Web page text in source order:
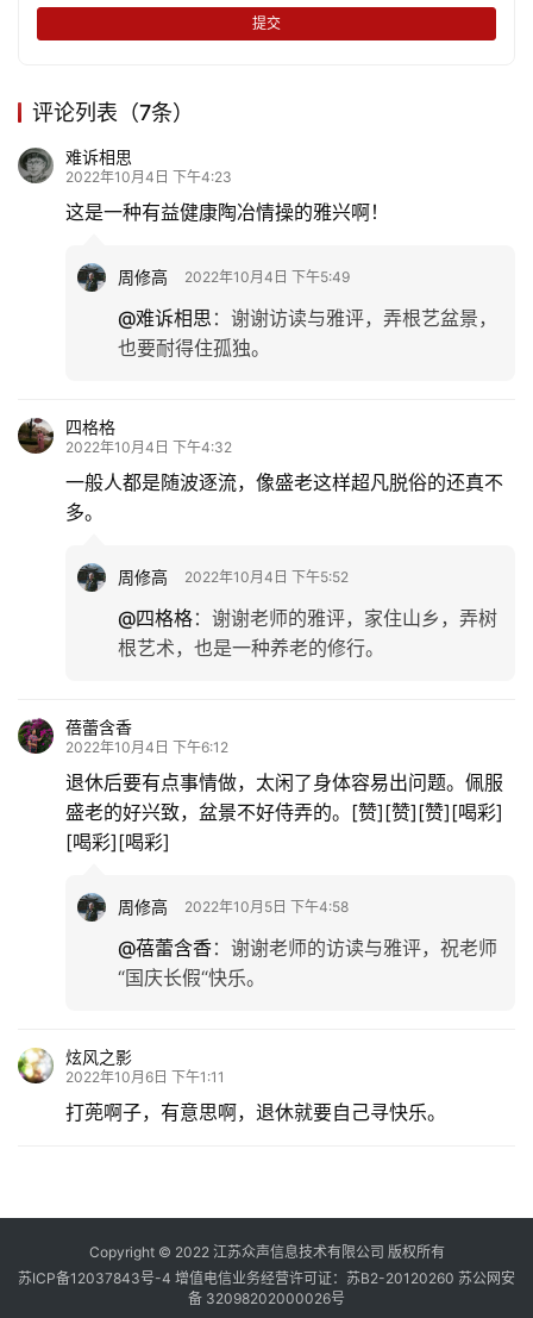
提交
评论列表（7条）
难诉相思
2022年10月4日 下午4:23
这是一种有益健康陶冶情操的雅兴啊！
周修高 2022年10月4日 下午5:49
@难诉相思 ： 谢谢访读与雅评，弄根艺盆景，
也要耐得住孤独。
四格格
2022年10月4日 下午4:32
一般人都是随波逐流，像盛老这样超凡脱俗的还真不
多。
周修高 2022年10月4日 下午5:52
@四格格： 谢谢老师的雅评，家住山乡，弄树
根艺术，也是一种养老的修行。
蓓蕾含香
2022年10月4日 下午6:12
退休后要有点事情做，太闲了身体容易出问题。佩服
盛老的好兴致，盆景不好侍弄的。[赞][赞][赞][喝彩]
[喝彩][喝彩]
周修高 2022年10月5日 下午4:58
@蓓蕾含香： 谢谢老师的访读与雅评，祝老师
“国庆长假“快乐。
炫风之影
2022年10月6日 下午1:11
打蔸啊子，有意思啊，退休就要自己寻快乐。
Copyright © 2022 江苏众声信息技术有限公司 版权所有
苏ICP备12037843号-4 增值电信业务经营许可证：苏B2-20120260 苏公网安
备 32098202000026号